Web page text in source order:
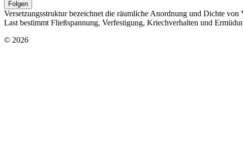
Folgen
Versetzungsstruktur bezeichnet die räumliche Anordnung und Dichte
Last bestimmt Fließspannung, Verfestigung, Kriechverhalten und
© 2026